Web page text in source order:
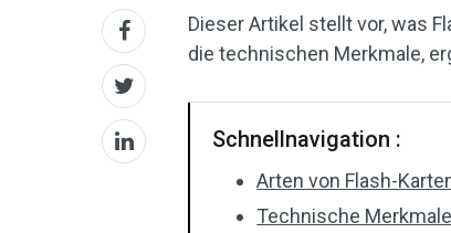
Dieser Artikel stellt vor, was
die technischen Merkmale,
Schnellnavigation :
Arten von Flash-
Technische Merkmale